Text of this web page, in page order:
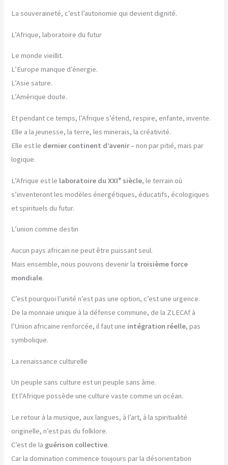
La souveraineté, c’est l’autonomie qui devient dignité.
L’Afrique, laboratoire du futur
Le monde vieillit.
L’Europe manque d’énergie.
L’Asie sature.
L’Amérique doute.
Et pendant ce temps, l’Afrique s’étend, respire, enfante, invente.
Elle a la jeunesse, la terre, les minerais, la créativité.
Elle est le dernier continent d’avenir– non par pitié, mais par
logique.
L’Afrique est le laboratoire du XXIᵉ siècle, le terrain où
s’inventeront les modèles énergétiques, éducatifs, écologiques
et spirituels du futur.
L’union comme destin
Aucun pays africain ne peut être puissant seul.
Mais ensemble, nous pouvons devenir la troisième force
mondiale.
C’est pourquoi l’unité n’est pas une option, c’est une urgence.
De la monnaie unique à la défense commune, de la ZLECAf à
l’Union africaine renforcée, il faut une intégration réelle, pas
symbolique.
La renaissance culturelle
Un peuple sans culture est un peuple sans âme.
Et l’Afrique possède une culture vaste comme un océan.
Le retour à la musique, aux langues, à l’art, à la spiritualité
originelle, n’est pas du folklore.
C’est de la guérison collective.
Car la domination commence toujours par la désorientation